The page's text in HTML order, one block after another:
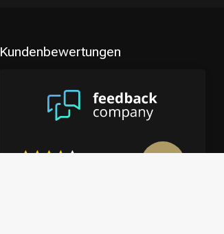
Kundenbewertungen